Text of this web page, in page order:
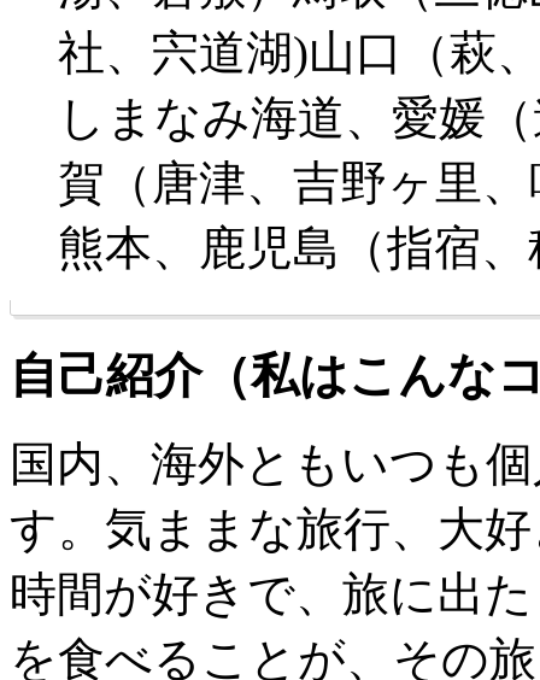
社、宍道湖)山口（萩
しまなみ海道、愛媛
賀（唐津、吉野ヶ里
熊本、鹿児島（指宿
自己紹介（私はこんな
国内、海外ともいつも
す。気ままな旅行、大
時間が好きで、旅に出
を食べることが、その